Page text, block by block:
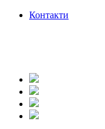
Контакти